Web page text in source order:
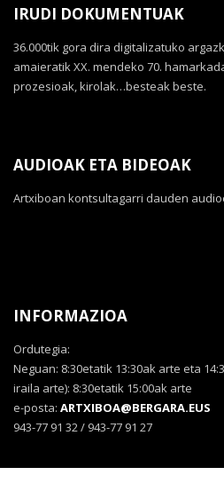
IRUDI DOKUMENTUAK
36.000tik gora dira digitalizatuko
amaieratik XX. mendeko 70.
prozesioak, kirolak…besteak beste.
AUDIOAK ETA BIDEOAK
Artxiboan kontsultagarri dauden
INFORMAZIOA
Ordutegia:
Neguan: 8:30etatik 13:30ak arte eta
iraila arte): 8:30etatik 15:00ak arte
e-posta: ARTXIBOA@BERGARA.EUS
943-77 91 32 / 943-77 91 27